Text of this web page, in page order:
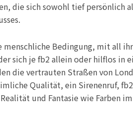
die sich sowohl tief persönlich
Bedingung, mit all
sich je fb2 allein oder hilflos in
die vertrauten Straßen von
Qualität, ein Sirenenruf,
und Fantasie wie Farben